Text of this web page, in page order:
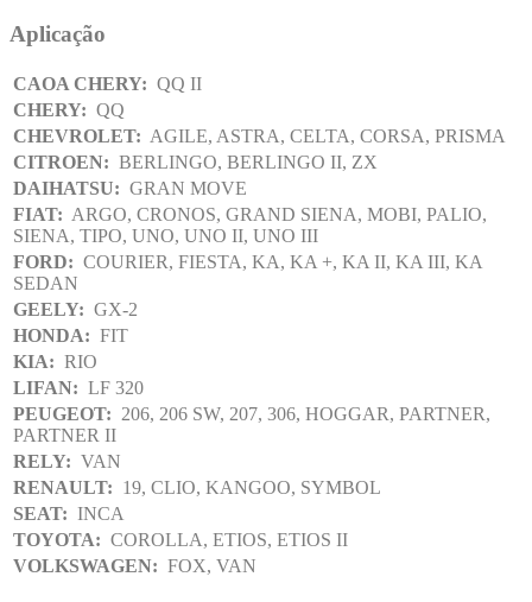
Aplicação
CAOA CHERY: QQ II
CHERY: QQ
CHEVROLET: AGILE, ASTRA, CELTA, CORSA, PRISMA
CITROEN: BERLINGO, BERLINGO II, ZX
DAIHATSU: GRAN MOVE
FIAT: ARGO, CRONOS, GRAND SIENA, MOBI, PALIO,
SIENA, TIPO, UNO, UNO II, UNO III
FORD: COURIER, FIESTA, KA, KA +, KA II, KA III, KA
SEDAN
GEELY: GX-2
HONDA: FIT
KIA: RIO
LIFAN: LF 320
PEUGEOT: 206, 206 SW, 207, 306, HOGGAR, PARTNER,
PARTNER II
RELY: VAN
RENAULT: 19, CLIO, KANGOO, SYMBOL
SEAT: INCA
TOYOTA: COROLLA, ETIOS, ETIOS II
VOLKSWAGEN: FOX, VAN